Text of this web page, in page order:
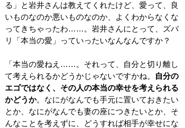
る」と岩井さんは教えてくれたけど、愛って、良
いものなのか悪いものなのか、よくわからなくな
ってきちゃったわ……。岩井さんにとって、ズバ
リ「本当の愛」っていったいなんなんですか？
「本当の愛ねえ……。それって、自分と切り離し
て考えられるかどうかじゃないですかね。
自分の
エゴではなく、その人の本当の幸せを考えられる
かどうか。なにがなんでも手元に置いておきたい
とか、なにがなんでも妻の座につきたいとか、そ
んなことを考えずに、どうすれば相手が幸せにな